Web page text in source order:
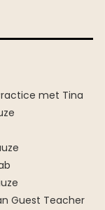
met Tina
Guest Teacher